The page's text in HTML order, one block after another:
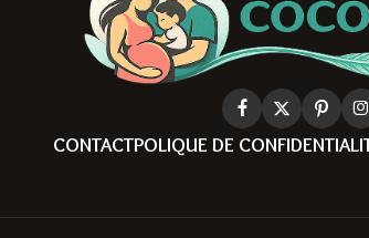
CONTACTPOLIQUE DE